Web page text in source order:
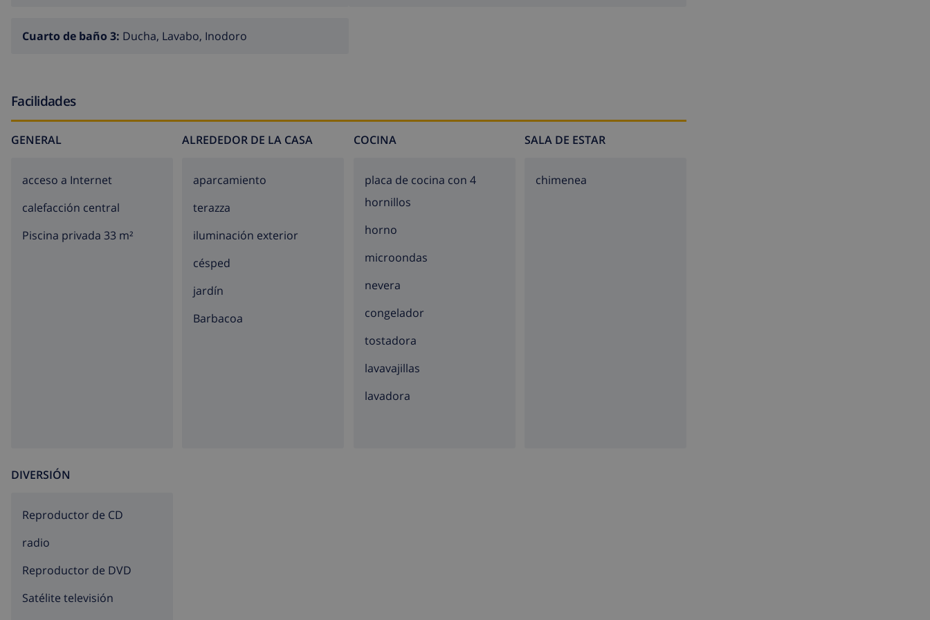
Cuarto de baño 3: Ducha, Lavabo, Inodoro
Facilidades
GENERAL
acceso a Internet
calefacción central
Piscina privada 33 m²
ALREDEDOR DE LA CASA
aparcamiento
terazza
iluminación exterior
césped
jardín
barbacoa
COCINA
placa de cocina con 4
hornillos
horno
microondas
nevera
congelador
tostadora
lavavajillas
lavadora
SALA DE ESTAR
chimenea
DIVERSIÓN
reproductor de CD
radio
reproductor de DVD
Satélite televisión